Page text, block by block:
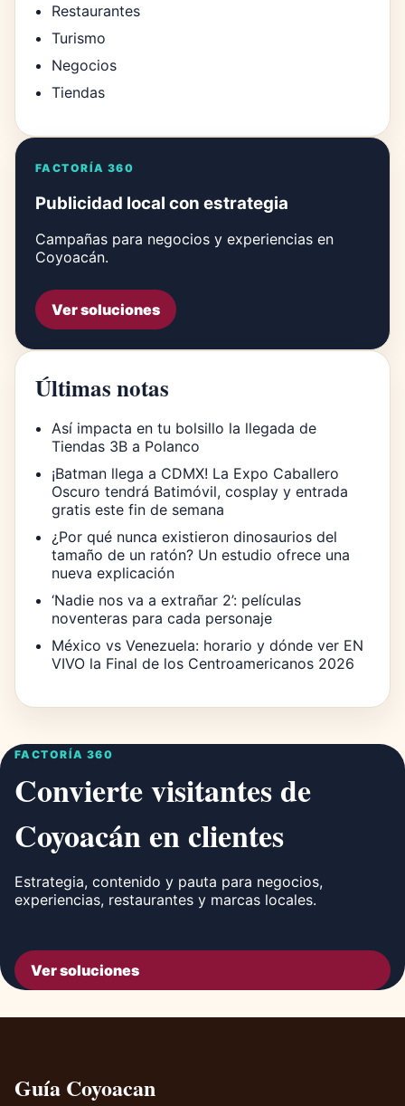
Restaurantes
Turismo
Negocios
Tiendas
FACTORÍA 360
Publicidad local con estrategia
Campañas para negocios y experiencias en
Coyoacán.
Ver soluciones
Últimas notas
Así impacta en tu bolsillo la llegada de
Tiendas 3B a Polanco
¡Batman llega a CDMX! La Expo Caballero
Oscuro tendrá Batimóvil, cosplay y entrada
gratis este fin de semana
¿Por qué nunca existieron dinosaurios del
tamaño de un ratón? Un estudio ofrece una
nueva explicación
‘Nadie nos va a extrañar 2’: películas
noventeras para cada personaje
México vs Venezuela: horario y dónde ver EN
VIVO la Final de los Centroamericanos 2026
FACTORÍA 360
Convierte visitantes de
Coyoacán en clientes
Estrategia, contenido y pauta para negocios,
experiencias, restaurantes y marcas locales.
Ver soluciones
Guía Coyoacan